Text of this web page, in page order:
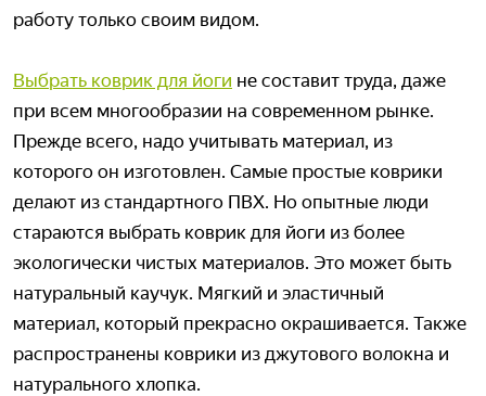
работу только своим видом.
Выбрать коврик для йоги не составит труда, даже
при всем многообразии на современном рынке.
Прежде всего, надо учитывать материал, из
которого он изготовлен. Самые простые коврики
делают из стандартного ПВХ. Но опытные люди
стараются выбрать коврик для йоги из более
экологически чистых материалов. Это может быть
натуральный каучук. Мягкий и эластичный
материал, который прекрасно окрашивается. Также
распространены коврики из джутового волокна и
натурального хлопка.